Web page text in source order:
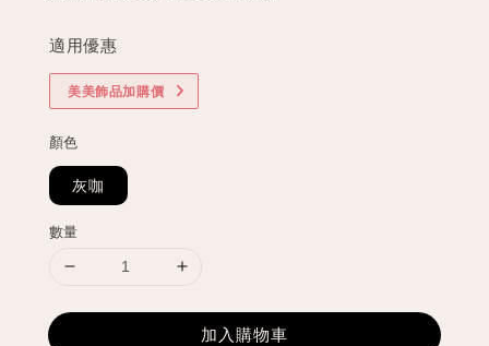
適用優惠
美美飾品加購價
顏色
灰咖
數量
加入購物車